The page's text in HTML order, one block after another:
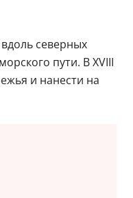
северных
пути. В XVIII
и нанести на